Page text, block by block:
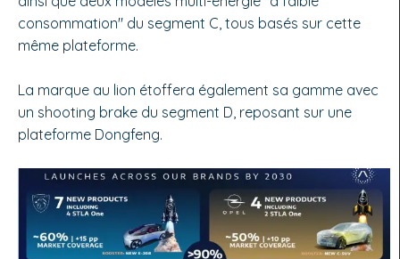
consommation" du segment C, tous basés sur cette
même plateforme.
La marque au lion étoffera également sa gamme avec
un shooting brake du segment D, reposant sur une
plateforme Dongfeng.